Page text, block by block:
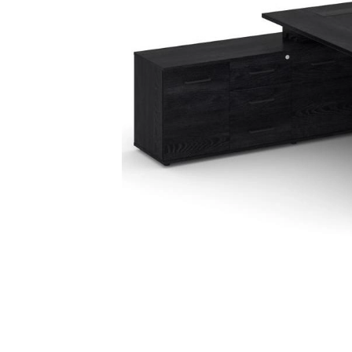
Офисные шкафы
Сейфы и металлическая
мебель